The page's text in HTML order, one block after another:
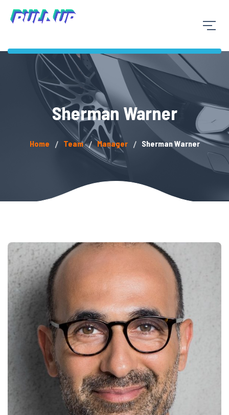
Sherman Warner
Home Team Manager Sherman Warner